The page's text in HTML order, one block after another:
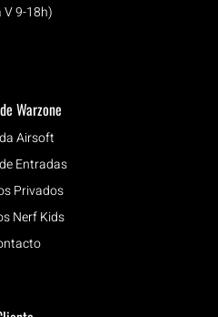
V 9-18h)
Warzone
Airsoft
Entradas
Privados
Nerf Kids